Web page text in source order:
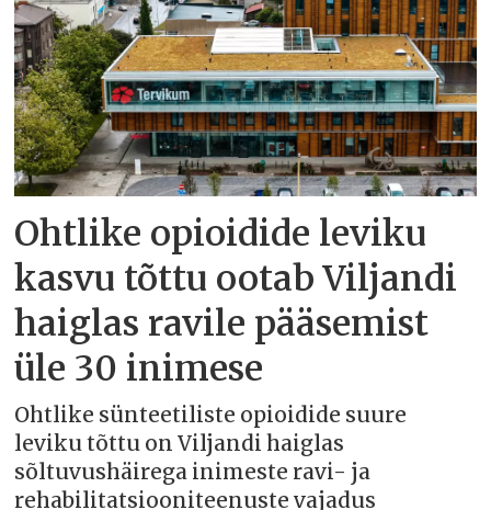
Ohtlike opioidide leviku
kasvu tõttu ootab Viljandi
haiglas ravile pääsemist
üle 30 inimese
Ohtlike sünteetiliste opioidide suure
leviku tõttu on Viljandi haiglas
sõltuvushäirega inimeste ravi- ja
rehabilitatsiooniteenuste vajadus